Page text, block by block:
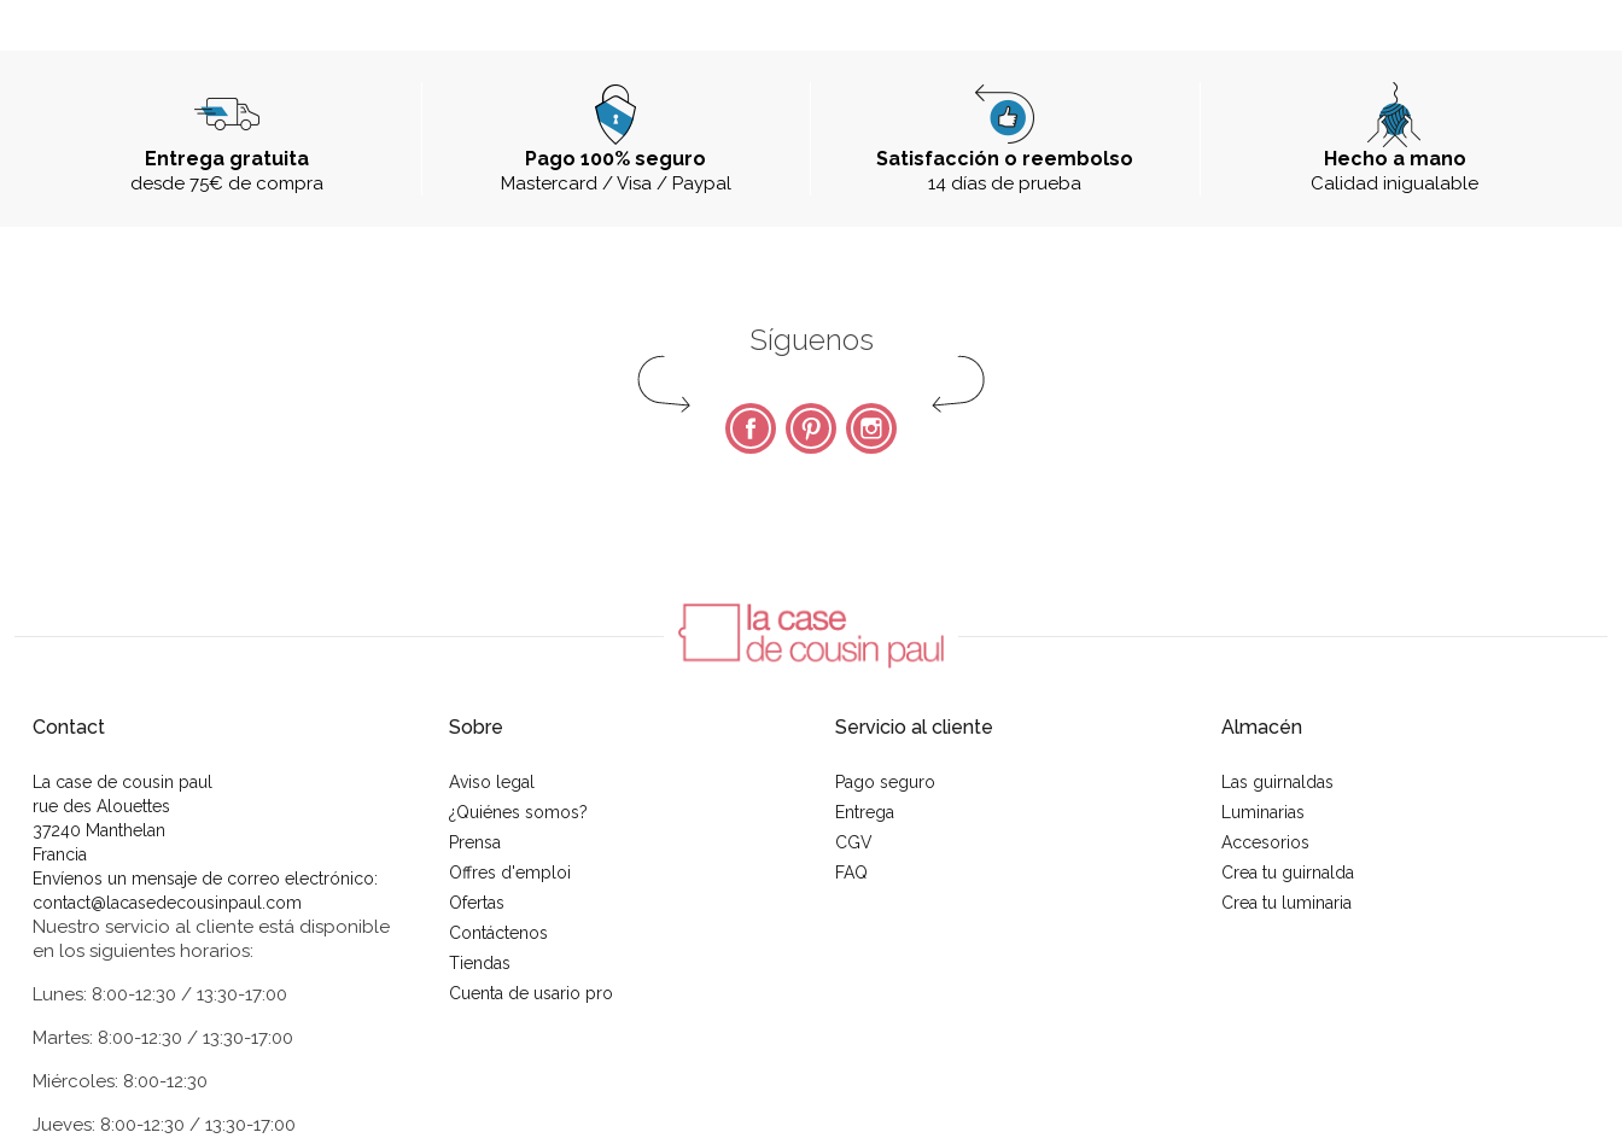
Entrega gratuita
desde 75€ de compra
Pago 100% seguro
Mastercard / Visa / Paypal
Satisfacción o reembolso
14 días de prueba
Hecho a mano
Calidad inigualable
Síguenos
FacebookPinterest Instagram
Contact
La case de cousin paul
rue des Alouettes
37240 Manthelan
Francia
Envíenos un mensaje de correo electrónico:
contact@lacasedecousinpaul.com
Nuestro servicio al cliente está disponible
en los siguientes horarios:
Lunes: 8:00-12:30 / 13:30-17:00
Martes: 8:00-12:30 / 13:30-17:00
Miércoles: 8:00-12:30
Jueves: 8:00-12:30 / 13:30-17:00
Sobre
Aviso legal
¿Quiénes somos?
Prensa
Offres d'emploi
Ofertas
Contáctenos
Tiendas
Cuenta de usario pro
Servicio al cliente
Pago seguro
Entrega
CGV
FAQ
Almacén
Las guirnaldas
Luminarias
Accesorios
Crea tu guirnalda
Crea tu luminaria